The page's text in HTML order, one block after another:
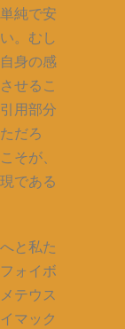
純で安
。むし
身の感
せるこ
用部分
だろ
そが、
である
と私た
ォイボ
テウス
マック